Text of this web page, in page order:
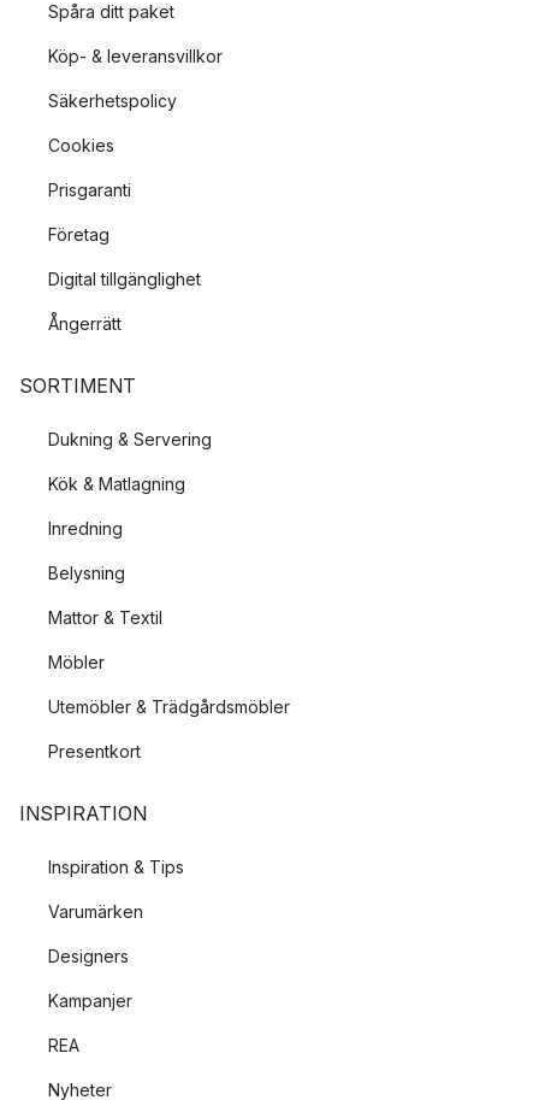
Spåra ditt paket
Köp- & leveransvillkor
Säkerhetspolicy
Cookies
Prisgaranti
Företag
Digital tillgänglighet
Ångerrätt
SORTIMENT
Dukning & Servering
Kök & Matlagning
Inredning
Belysning
Mattor & Textil
Möbler
Utemöbler & Trädgårdsmöbler
Presentkort
INSPIRATION
Inspiration & Tips
Varumärken
Designers
Kampanjer
REA
Nyheter